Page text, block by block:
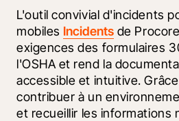
L'outil convivial d'incidents
mobiles Incidents de
exigences des formulaires
l'OSHA et rend la
accessible et intuitive.
contribuer à un
et recueillir les informations